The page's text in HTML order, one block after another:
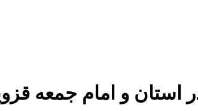
استان و امام جمعه